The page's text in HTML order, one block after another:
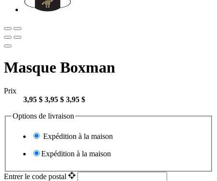
Masque Boxman
Prix
3,95 $ 3,95 $ 3,95 $
Options de livraison
Expédition à la maison
Expédition à la maison
Entrer le code postal